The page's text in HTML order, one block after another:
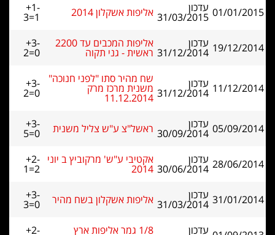
01/01/2015 עדכון
31/03/2015 אליפות אשקלון 2014 +1-
3=1
19/12/2014 עדכון
31/12/2014
אליפות המכבים עד 2200
ראשית - גני תקוה
+3-
2=0
11/12/2014 עדכון
31/12/2014
שח מהיר סתו "לפני חנוכה"
משנית מרכז מרק
11.12.2014
+3-
2=0
05/09/2014 עדכון
30/09/2014 ראשל"צ ע"ש צליל משנית +3-
5=0
28/06/2014 עדכון
30/06/2014
אקטיבי ע"ש' מרקוביץ ב יוני
2014
+2-
1=2
31/01/2014 עדכון
31/03/2014 אליפות אשקלון בשח מהיר +3-
3=0
עדכון 1/8 גמר אליפות ארץ +2-